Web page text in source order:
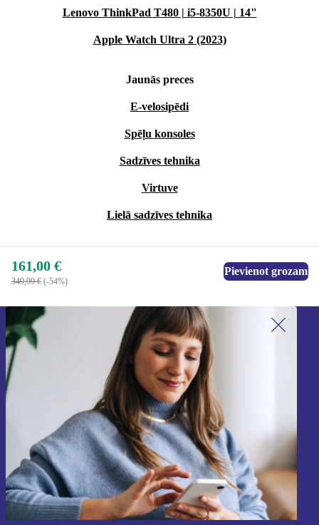
Lenovo ThinkPad T480 | i5-8350U | 14"
Apple Watch Ultra 2 (2023)
Jaunās preces
E-velosipēdi
Spēļu konsoles
Sadzīves tehnika
Virtuve
Lielā sadzīves tehnika
161,00 €
349,99 € (-54%)
Pievienot grozam
Piesakieties mūsu jaunumu
saņemšanai!
Nekad vairs nepalaidiet garām nevienu
piedāvājumu.
Reģistrēties
Informāciju par personas datu izmantošanu varat atrast mūsu
Privātuma politikā.